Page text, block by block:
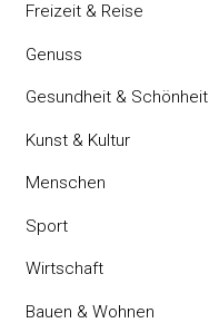
Freizeit & Reise
Genuss
Gesundheit & Schönheit
Kunst & Kultur
Menschen
Sport
Wirtschaft
Bauen & Wohnen